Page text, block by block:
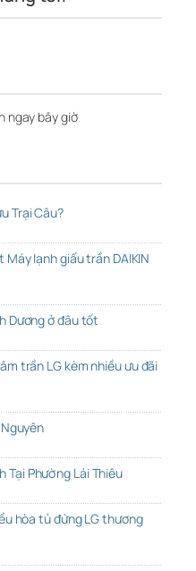
ngay bây giờ
Trại Câu?
lạnh giấu trần DAIKIN
Dương ở đâu tốt
trần LG kèm nhiều ưu đãi
Tại Phường Lái Thiêu
hòa tủ đứng LG thương